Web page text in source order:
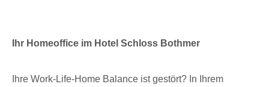
Ihr Homeoffice im Hotel Schloss Bothmer
Ihre Work-Life-Home Balance ist gestört? In Ihrem